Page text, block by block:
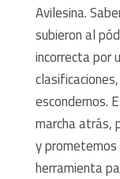
Avilesina.
subieron al
incorrecta por
escondernos.
marcha atrás,
y
herramienta